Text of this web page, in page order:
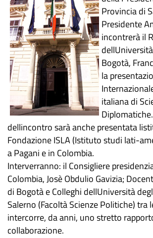
Provincia di
Presidente
incontrerà il
Bogotà,
la
italiana di
dellincontro sarà anche presentata
Fondazione ISLA (Istituto studi lati-
a Pagani e in Colombia.
Interverranno: il Consigliere
Colombia, Josè Obdulio Gavizia;
di Bogotà e Colleghi dellUniversità
Salerno (Facoltà Scienze Politiche) tra
intercorre, da anni, uno stretto
collaborazione.